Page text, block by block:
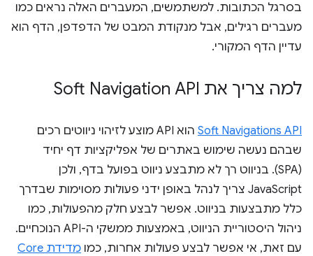
בסרגל הכתובות. למשתמשים, המעברים האלה נראים כמו
מעברים רגילים, אבל מנקודת המבט של הדפדפן, הדף הוא
עדיין הדף המקורי.
למה צריך את Soft Navigation API
Soft Navigations API
הוא API מוצע לזיהוי ניווטים רכים
שבהם נעשה שימוש באתרים של אפליקציות דף יחיד
(SPA). בניווט רך לא מתבצע ניווט בפועל בדף, ולכן
JavaScript צריך לנהל באופן ידני פעולות מסוימות שבדרך
כלל מתבצעות בניווט. אפשר לבצע חלק מהפעולות, כמו
ניהול היסטוריית הניווט, באמצעות ממשקי ה-API הנוכחיים.
עם זאת, אי אפשר לבצע פעולות אחרות, כמו
מדידת Core